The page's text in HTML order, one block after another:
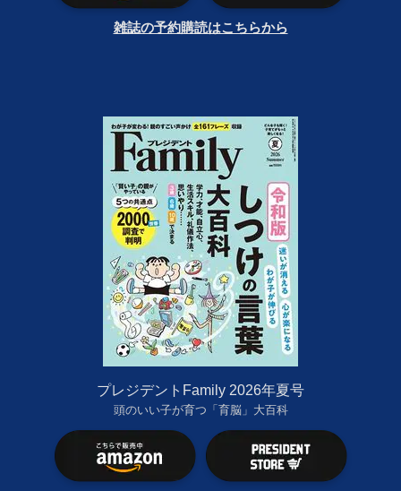
雑誌の予約購読はこちらから
プレジデントFamily 2026年夏号
頭のいい子が育つ「育脳」大百科